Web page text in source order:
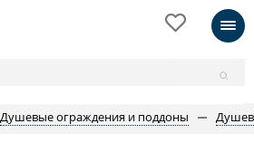
Душевые ограждения и поддоны